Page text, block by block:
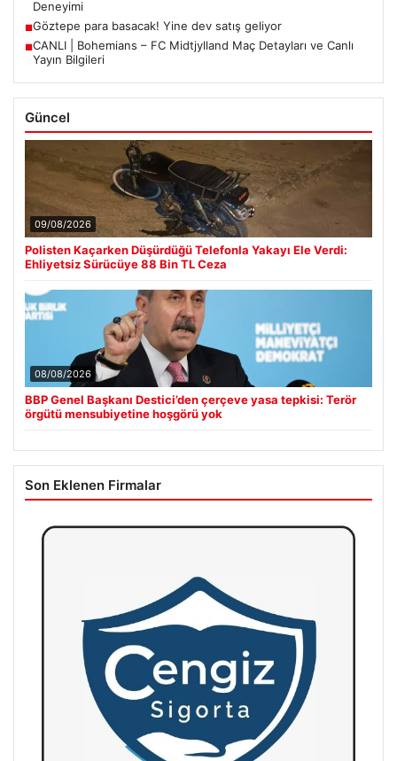
Deneyimi
■Göztepe para basacak! Yine dev satış geliyor
■CANLI | Bohemians – FC Midtjylland Maç Detayları ve Canlı
Yayın Bilgileri
Güncel
09/08/2026
Polisten Kaçarken Düşürdüğü Telefonla Yakayı Ele Verdi:
Ehliyetsiz Sürücüye 88 Bin TL Ceza
08/08/2026
BBP Genel Başkanı Destici’den çerçeve yasa tepkisi: Terör
örgütü mensubiyetine hoşgörü yok
Son Eklenen Firmalar